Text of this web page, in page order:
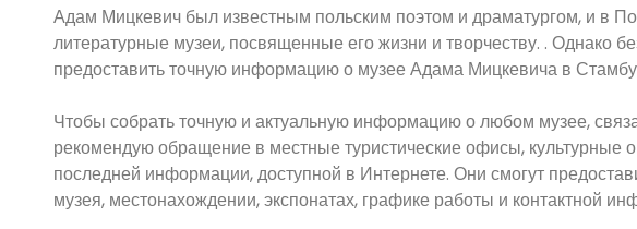
Адам Мицкевич был известным польским поэтом и драматургом, и в
литературные музеи, посвященные его жизни и творчеству. . Однако
предоставить точную информацию о музее Адама Мицкевича в
Чтобы собрать точную и актуальную информацию о любом музее,
рекомендую обращение в местные туристические офисы, культурные
последней информации, доступной в Интернете. Они смогут
музея, местонахождении, экспонатах, графике работы и контактной